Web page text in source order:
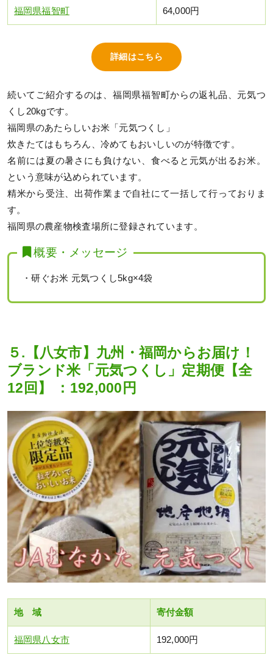
福岡県福智町 64,000円
詳細はこちら
続いてご紹介するのは、福岡県福智町からの返礼品、元気つ
くし20kgです。
福岡県のあたらしいお米「元気つくし」
炊きたてはもちろん、冷めてもおいしいのが特徴です。
名前には夏の暑さにも負けない、食べると元気が出るお米。
という意味が込められています。
精米から受注、出荷作業まで自社にて一括して行っておりま
す。
福岡県の農産物検査場所に登録されています。
概要・メッセージ
・研ぐお米 元気つくし5kg×4袋
５.【八女市】九州・福岡からお届け！
ブランド米「元気つくし」定期便【全
12回】 ：192,000円
地 域 寄付金額
福岡県八女市 192,000円